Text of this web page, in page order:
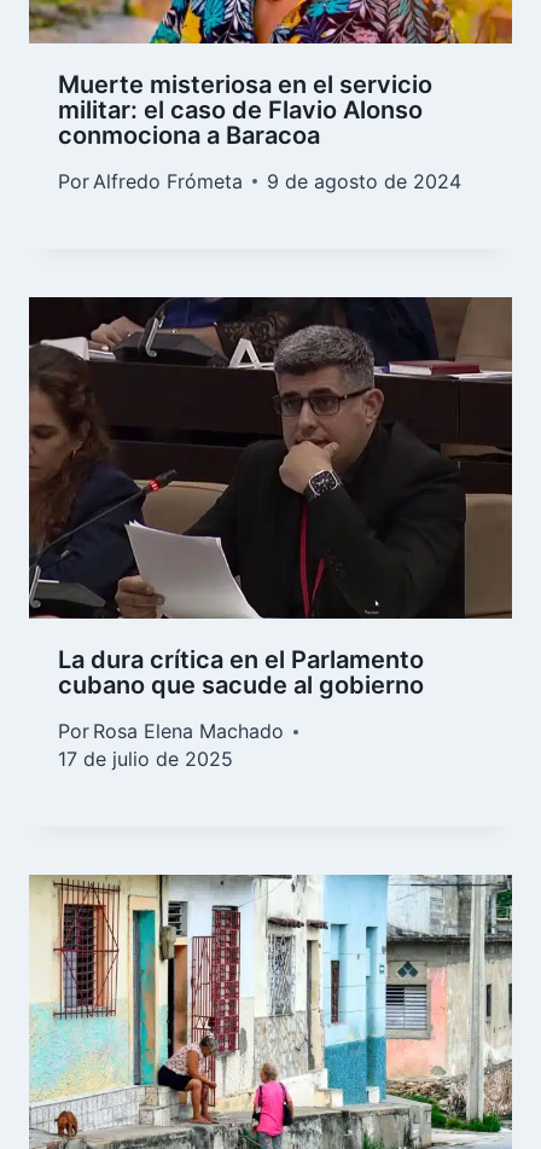
Muerte misteriosa en el servicio
militar: el caso de Flavio Alonso
conmociona a Baracoa
Por Alfredo Frómeta 9 de agosto de 2024
La dura crítica en el Parlamento
cubano que sacude al gobierno
Por Rosa Elena Machado
17 de julio de 2025